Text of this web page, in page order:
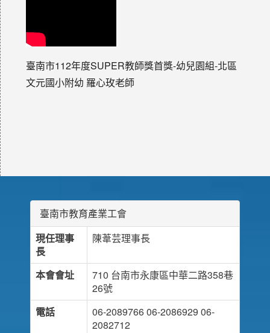
臺南市112年度SUPER教師獎首獎-幼兒園組-北區
文元國小附幼 羅心玫老師
臺南市教育產業工會
現任理事
長
陳葦芸理事長
本會會址
710 台南市永康區中華二路358巷
26號
電話
06-2089766 06-2086929 06-
2082712